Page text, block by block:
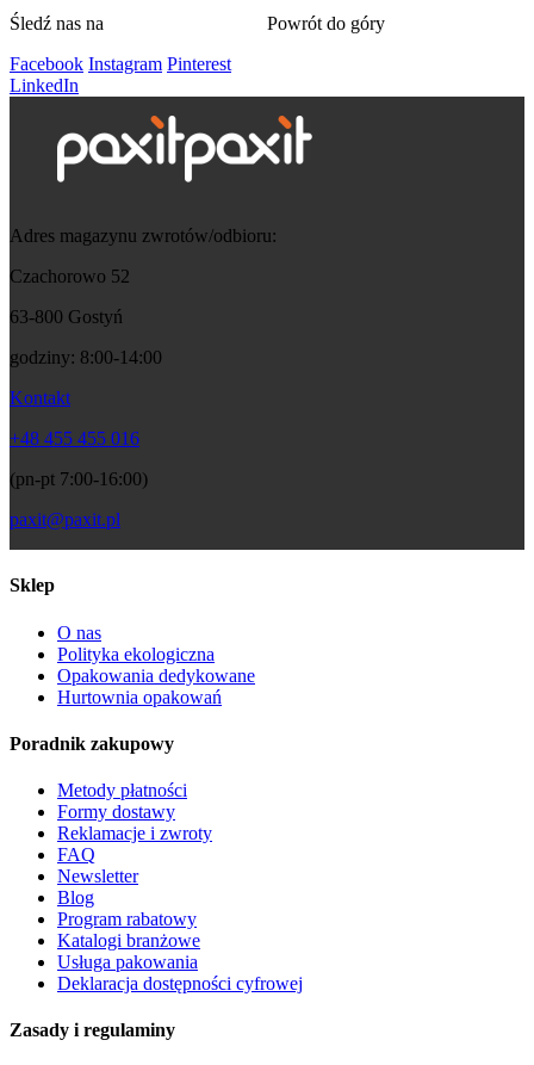
Śledź nas na
Facebook Instagram Pinterest
LinkedIn
Powrót do góry
Adres magazynu zwrotów/odbioru:
Czachorowo 52
63-800 Gostyń
godziny: 8:00-14:00
Kontakt
+48 455 455 016
(pn-pt 7:00-16:00)
paxit@paxit.pl
Sklep
O nas
Polityka ekologiczna
Opakowania dedykowane
Hurtownia opakowań
Poradnik zakupowy
Metody płatności
Formy dostawy
Reklamacje i zwroty
FAQ
Newsletter
Blog
Program rabatowy
Katalogi branżowe
Usługa pakowania
Deklaracja dostępności cyfrowej
Zasady i regulaminy